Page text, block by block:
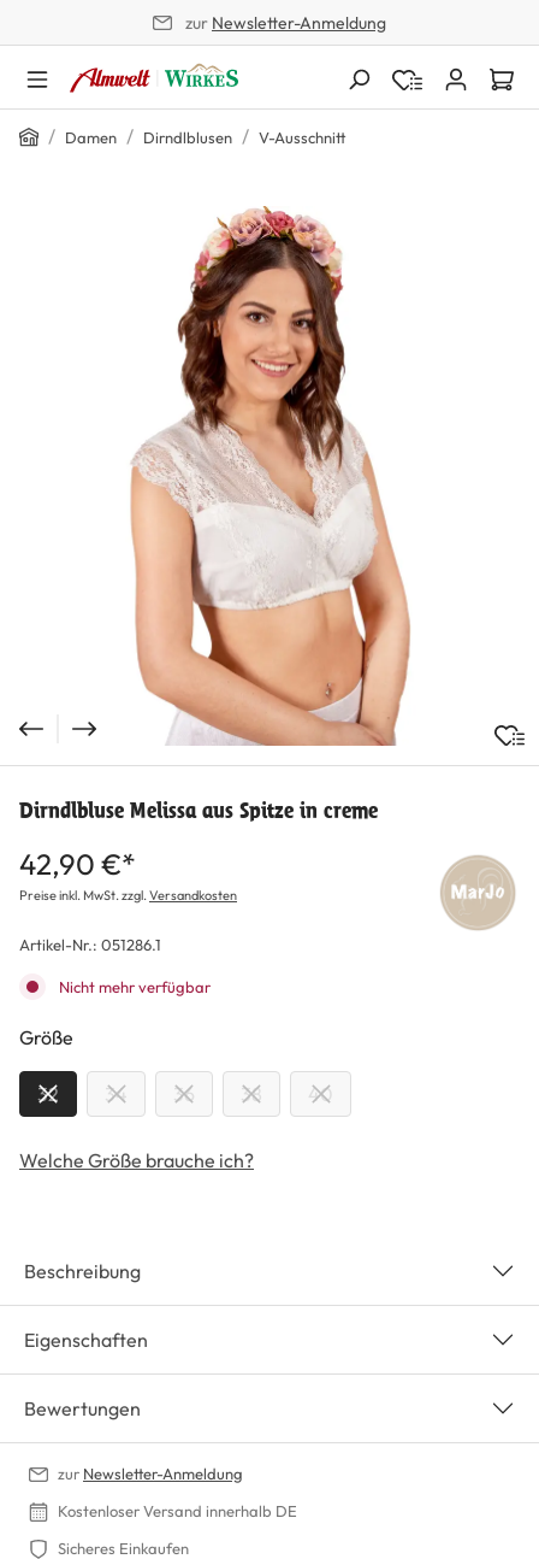
zur Newsletter-Anmeldung
Home
/ Damen / Dirndlblusen / V-Ausschnitt
Dirndlbluse Melissa aus Spitze in creme
42,90 €*
Preise inkl. MwSt. zzgl.Versandkosten
Artikel-Nr.: 051286.1
Nicht mehr verfügbar
Größe
32 34 36 38 40
Welche Größe brauche ich?
Beschreibung
Eigenschaften
Bewertungen
zur Newsletter-Anmeldung
Kostenloser Versand innerhalb DE
Sicheres Einkaufen